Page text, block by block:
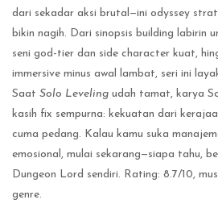
dari sekadar aksi brutal—ini odyssey
bikin nagih. Dari sinopsis building labirin
seni god-tier dan side character kuat,
immersive minus awal lambat, seri ini
Saat Solo Leveling udah tamat, karya
kasih fix sempurna: kekuatan dari
cuma pedang. Kalau kamu suka
emosional, mulai sekarang—siapa tahu,
Dungeon Lord sendiri. Rating: 8.7/10,
genre.